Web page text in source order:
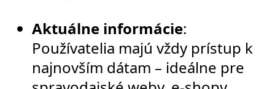
Aktuálne informácie:
Používatelia majú vždy prístup k
najnovším dátam – ideálne pre